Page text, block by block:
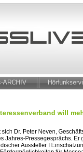
ARCHIV
will
Dr. Peter Neven,
Jahres-Pressegesprächs.
Aussteller I